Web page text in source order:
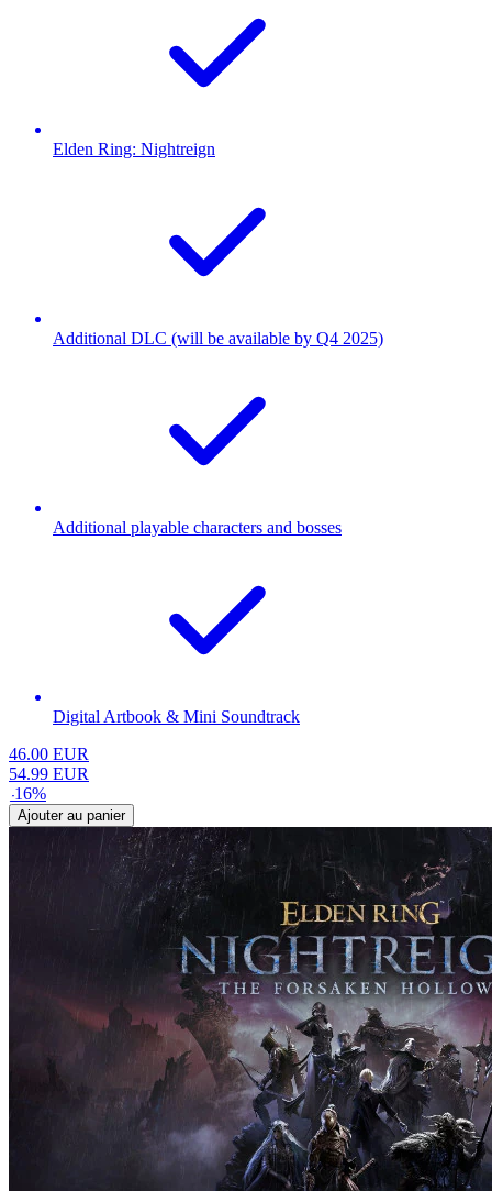
Elden Ring: Nightreign
Additional DLC (will be available by Q4 2025)
Additional playable characters and bosses
Digital Artbook & Mini Soundtrack
46.00 EUR
54.99 EUR
-16%
Ajouter au panier